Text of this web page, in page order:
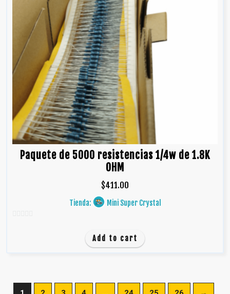
Paquete de 5000 resistencias 1/4w de 1.8K
OHM
$411.00
Tienda: Mini Super Crystal
Add to cart